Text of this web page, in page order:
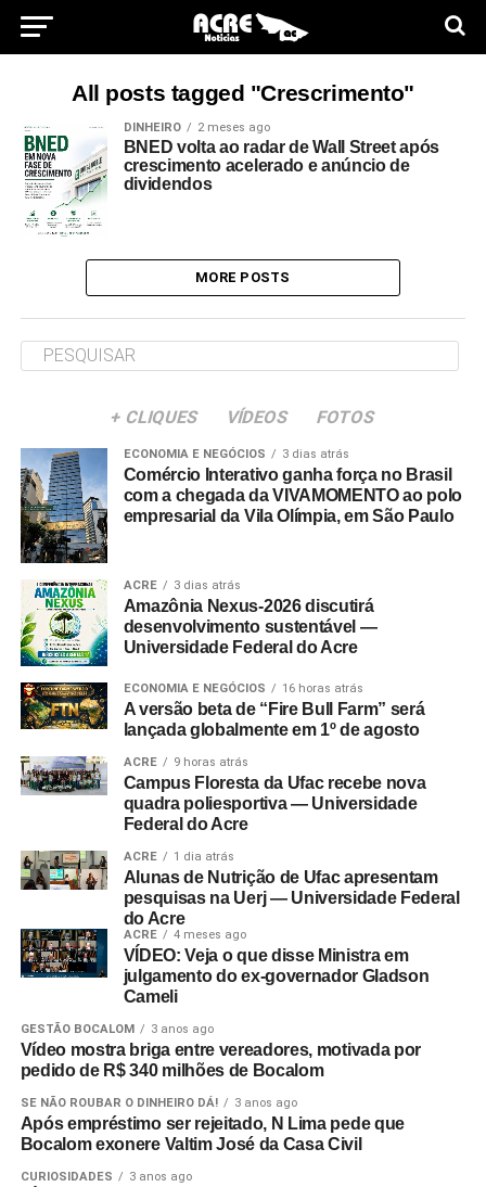
All posts tagged "Crescrimento"
DINHEIRO 2 meses ago
BNED volta ao radar de Wall Street após
crescimento acelerado e anúncio de
dividendos
MORE POSTS
+ CLIQUES VÍDEOS FOTOS
ECONOMIA E NEGÓCIOS 3 dias atrás
Comércio Interativo ganha força no Brasil
com a chegada da VIVAMOMENTO ao polo
empresarial da Vila Olímpia, em São Paulo
ACRE 3 dias atrás
Amazônia Nexus-2026 discutirá
desenvolvimento sustentável —
Universidade Federal do Acre
ECONOMIA E NEGÓCIOS 16 horas atrás
A versão beta de “Fire Bull Farm” será
lançada globalmente em 1º de agosto
ACRE 9 horas atrás
Campus Floresta da Ufac recebe nova
quadra poliesportiva — Universidade
Federal do Acre
ACRE 1 dia atrás
Alunas de Nutrição de Ufac apresentam
pesquisas na Uerj — Universidade Federal
do Acre
ACRE 4 meses ago
VÍDEO: Veja o que disse Ministra em
julgamento do ex-governador Gladson
Cameli
GESTÃO BOCALOM 3 anos ago
Vídeo mostra briga entre vereadores, motivada por
pedido de R$ 340 milhões de Bocalom
SE NÃO ROUBAR O DINHEIRO DÁ! 3 anos ago
Após empréstimo ser rejeitado, N Lima pede que
Bocalom exonere Valtim José da Casa Civil
CURIOSIDADES 3 anos ago